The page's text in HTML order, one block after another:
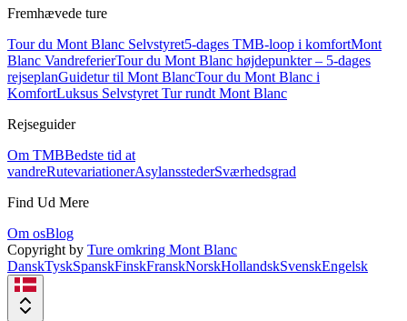
Fremhævede ture
Tour du Mont Blanc Selvstyret5-dages TMB-loop i komfortMont
Blanc VandreferierTour du Mont Blanc højdepunkter – 5-dages
rejseplanGuidetur til Mont BlancTour du Mont Blanc i
KomfortLuksus Selvstyret Tur rundt Mont Blanc
Rejseguider
Om TMBBedste tid at
vandreRutevariationerAsylansstederSværhedsgrad
Find Ud Mere
Om osBlog
Copyright by Ture omkring Mont Blanc
DanskTyskSpanskFinskFranskNorskHollandskSvenskEngelsk